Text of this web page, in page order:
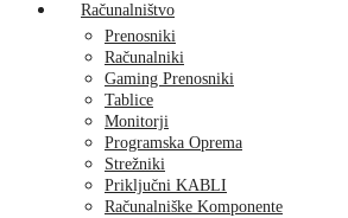
Računalništvo
Prenosniki
Računalniki
Gaming Prenosniki
Tablice
Monitorji
Programska Oprema
Strežniki
Priključni KABLI
Računalniške Komponente